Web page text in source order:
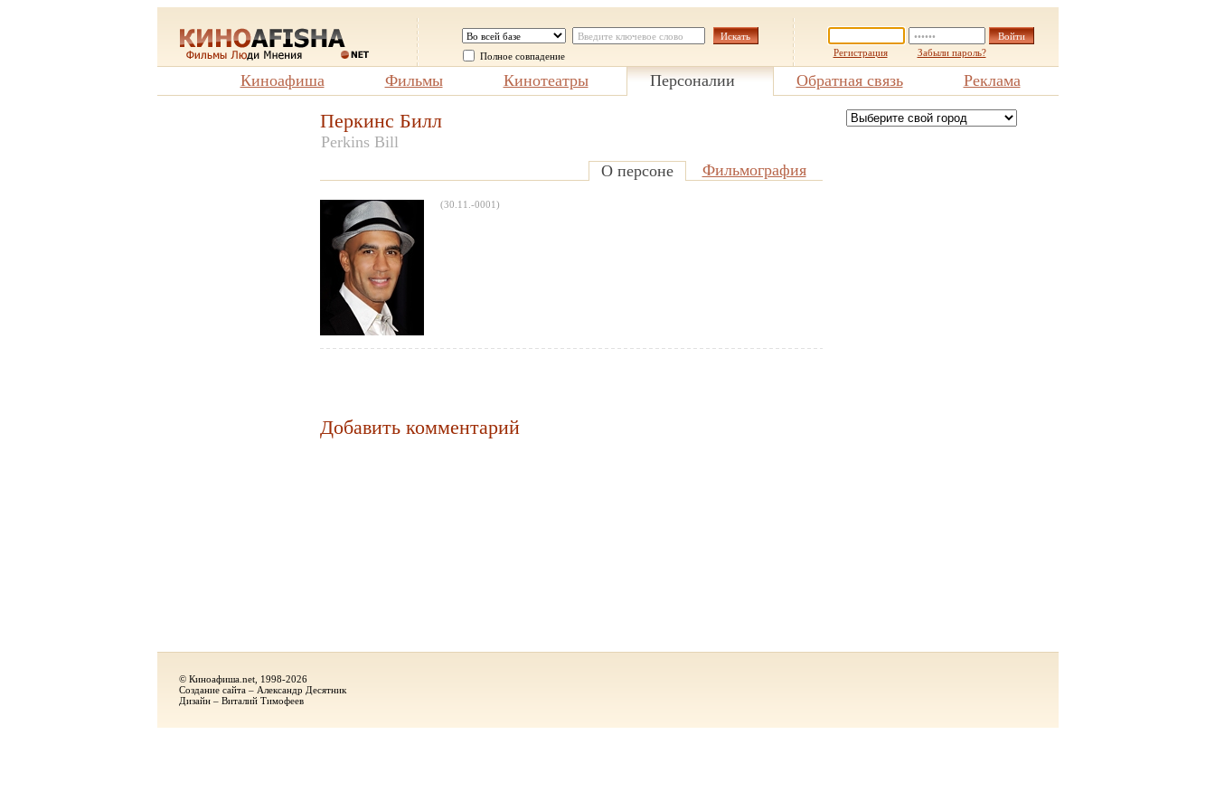
Полное совпадение Регистрация Забыли пароль?
Киноафиша Фильмы Кинотеатры Персоналии Обратная связь Реклама
Перкинс Билл
Perkins Bill
О персоне
Фильмография
(30.11.-0001)
Добавить комментарий
© Киноафиша.net, 1998-2026
Создание сайта – Александр Десятник
Дизайн – Виталий Тимофеев